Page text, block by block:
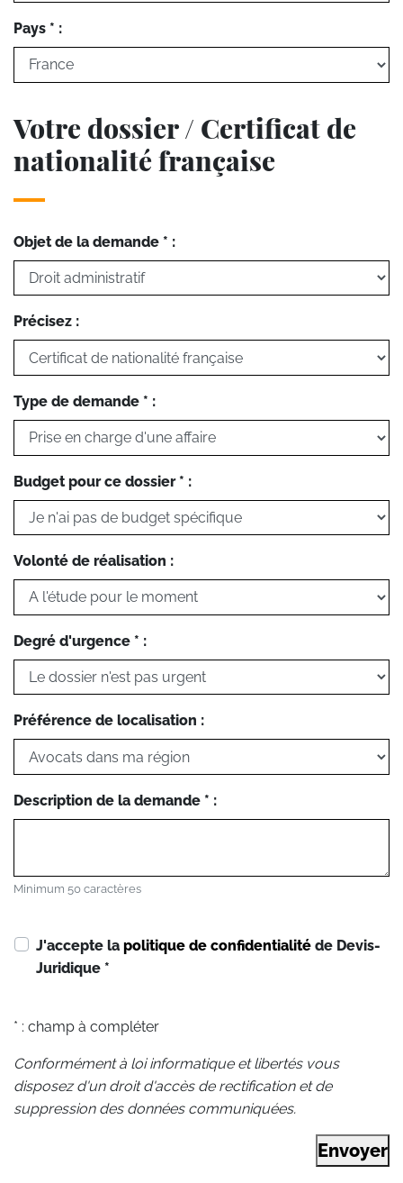
Pays * :
Votre dossier / Certificat de
nationalité française
Objet de la demande * :
Précisez :
Type de demande * :
Budget pour ce dossier * :
Volonté de réalisation :
Degré d'urgence * :
Préférence de localisation :
Description de la demande * :
Minimum 50 caractères
J'accepte la politique de confidentialité de Devis-
Juridique *
* : champ à compléter
Conformément à loi informatique et libertés vous
disposez d'un droit d'accès de rectification et de
suppression des données communiquées.
Envoyer